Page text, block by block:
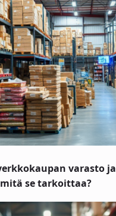
varasto ja
se tarkoittaa?